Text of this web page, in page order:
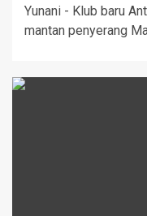
Yunani - Klub baru
mantan penyerang